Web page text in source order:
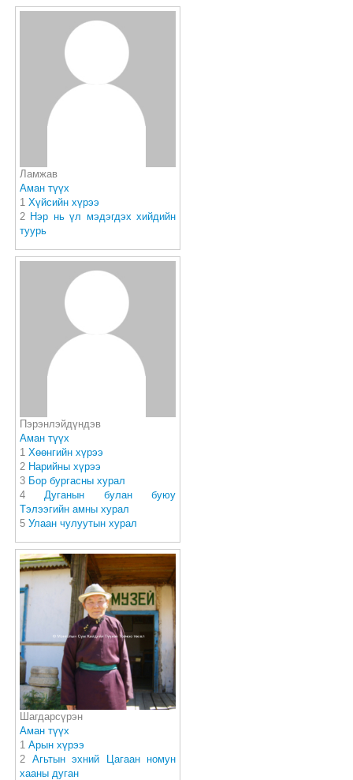
Ламжав
Аман түүх
1 Хүйсийн хүрээ
2 Нэр нь үл мэдэгдэх хийдийн
туурь
Пэрэнлэйдүндэв
Аман түүх
1 Хөөнгийн хүрээ
2 Нарийны хүрээ
3 Бор бургасны хурал
4 Дуганын булан буюу
Тэлээгийн амны хурал
5 Улаан чулуутын хурал
Шагдарсүрэн
Аман түүх
1 Арын хүрээ
2 Агьтын эхний Цагаан номун
хааны дуган